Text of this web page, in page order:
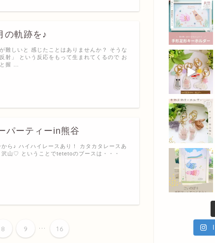
の軌跡を♪
難しいと 感じたことはありませんか？ そうな
射」 という反応をもって生まれてくるので お
握 …
パーティーin熊谷
ら♪ ハイハイレースあり！ カタカタレースあ
沢山♡ ということでtetetoのブースは・・・
8 9 ... 16